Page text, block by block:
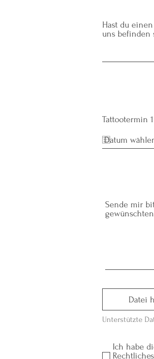
Hast du
uns befinden
Tattootermin
Sende mir
Datei
Ich habe